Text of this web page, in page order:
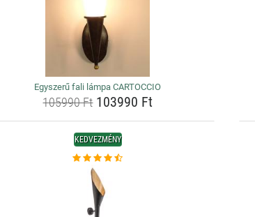
Egyszerű fali lámpa CARTOCCIO
105990 Ft103990 Ft
KEDVEZMÉNY